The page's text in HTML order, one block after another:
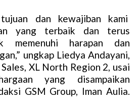
dan kewajiban kami
yang terbaik dan terus
memenuhi harapan dan
ungkap Liedya Andayani,
XL North Region 2, usai
yang disampaikan
GSM Group, Iman Aulia.